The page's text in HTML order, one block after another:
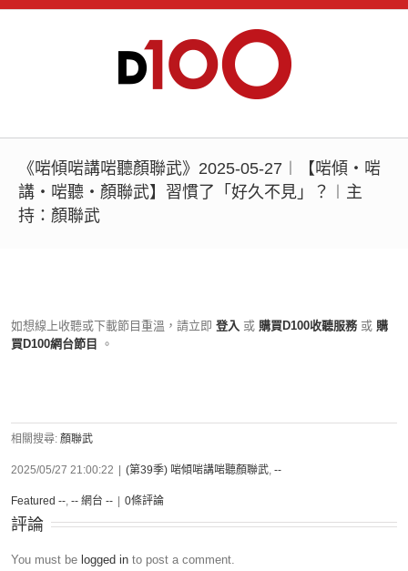
《啱傾啱講啱聽顏聯武》2025-05-27︱【啱傾‧啱
講‧啱聽‧顏聯武】習慣了「好久不見」？︱主
持：顏聯武
如想線上收聽或下載節目重溫，請立即 登入 或 購買D100收聽服務 或 購
買D100網台節目
。
相關搜尋: 顏聯武
2025/05/27 21:00:22 (第39季) 啱傾啱講啱聽顏聯武, --
Featured --, -- 網台 -- 0條評論
評論
You must be logged in to post a comment.